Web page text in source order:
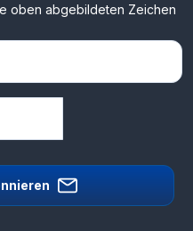
oben abgebildeten Zeichen